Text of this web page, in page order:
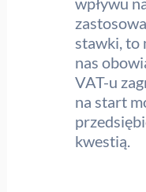
stawki, to
nas
VAT-u
na start
kwestią.